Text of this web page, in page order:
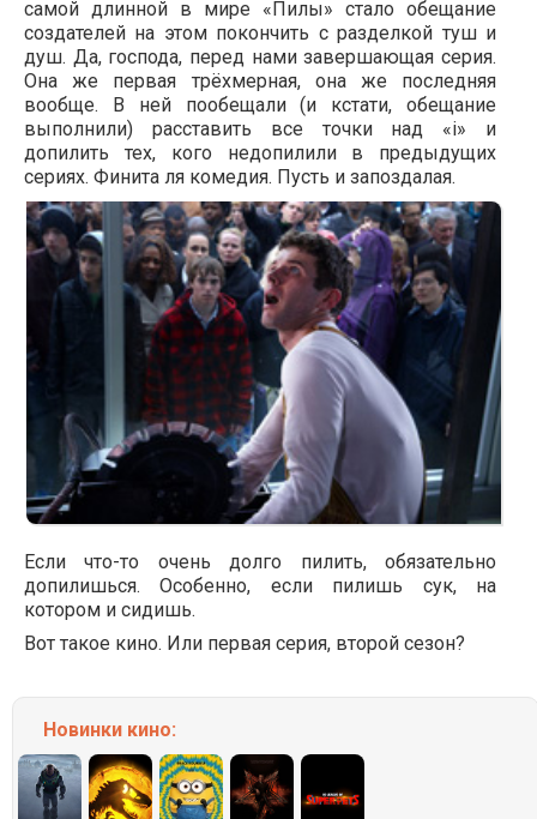
самой длинной в мире «Пилы» стало обещание
создателей на этом покончить с разделкой туш и
душ. Да, господа, перед нами завершающая серия.
Она же первая трёхмерная, она же последняя
вообще. В ней пообещали (и кстати, обещание
выполнили) расставить все точки над «i» и
допилить тех, кого недопилили в предыдущих
сериях. Финита ля комедия. Пусть и запоздалая.
Если что-то очень долго пилить, обязательно
допилишься. Особенно, если пилишь сук, на
котором и сидишь.
Вот такое кино. Или первая серия, второй сезон?
Новинки кино: